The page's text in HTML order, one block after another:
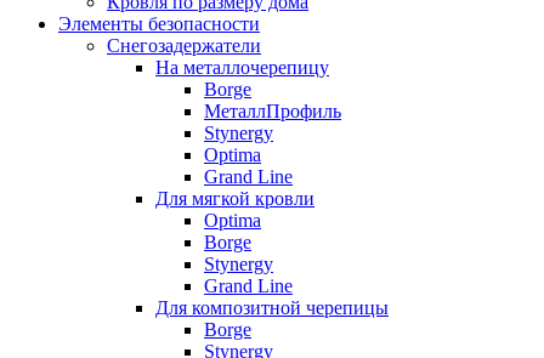
Элементы безопасности
Снегозадержатели
На металлочерепицу
Borge
МеталлПрофиль
Stynergy
Optima
Grand Line
Для мягкой кровли
Optima
Borge
Stynergy
Grand Line
Для композитной черепицы
Borge
Stynergy